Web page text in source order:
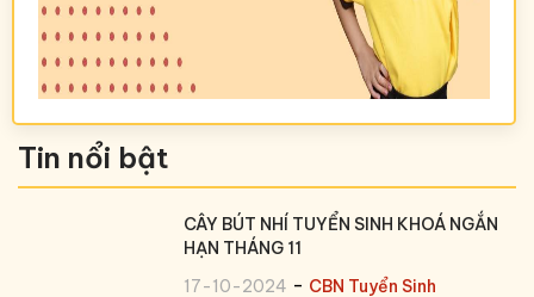
Tin nổi bật
CÂY BÚT NHÍ TUYỂN SINH KHOÁ NGẮN
HẠN THÁNG 11
17-10-2024 - CBN Tuyển Sinh